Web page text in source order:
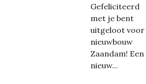
Gefeliciteerd
met je bent
uitgeloot voor
nieuwbouw
Zaandam! Een
nieuw...